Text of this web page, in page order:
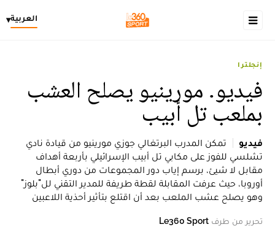
العربية▾
إنجلترا
فيديو. مورينيو يصلح العشب
بملعب تل أبيب
فيديو
تمكن المدرب البرتغالي جوزي مورينيو من قيادة نادي
تشلسي للفوز على مكابي تل أبيب الإسرائيلي بأربعة أهداف
مقابل لا شيئ، برسم إياب دور المجموعات من دوري أبطال
أوروبا، حيث عرفت المقابلة لقطة طريفة للمدير التقني لل"بلوز"
وهو يصلح عشب الملعب بعد أن اقتلع بتأثير أحذية اللاعبين
تحرير من طرف Le360 Sport